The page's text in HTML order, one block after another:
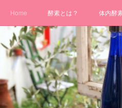
Home 酵素とは？ 体内酵
酵素摂取が健康のカギ